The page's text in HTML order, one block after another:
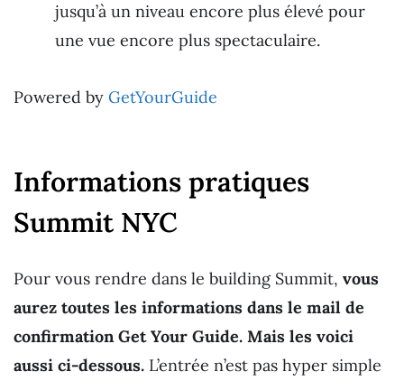
jusqu’à un niveau encore plus élevé pour
une vue encore plus spectaculaire.
Powered by GetYourGuide
Informations pratiques
Summit NYC
Pour vous rendre dans le building Summit, vous
aurez toutes les informations dans le mail de
confirmation Get Your Guide. Mais les voici
aussi ci-dessous. L’entrée n’est pas hyper simple